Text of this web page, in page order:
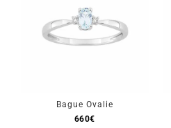
Bague Ovalie
660€